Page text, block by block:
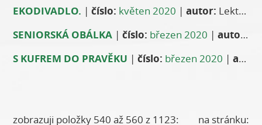
EKODIVADLO. |číslo: květen 2020 |autor: Lektorky DDM Stodůlky
SENIORSKÁ OBÁLKA |číslo: březen 2020 |autor:
S KUFREM DO PRAVĚKU |číslo: březen 2020 |autor:
zobrazuji položky 540 až 560 z 1123: na stránku: